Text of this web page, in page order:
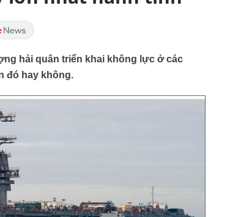
hải quân triển khai không lực ở các
đó hay không.